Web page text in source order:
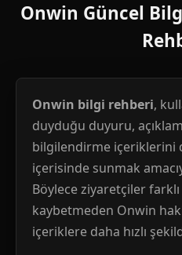
Onwin Güncel
Onwin bilgi rehberi,
duyduğu duyuru,
bilgilendirme içeriklerini
içerisinde sunmak
Böylece ziyaretçiler
kaybetmeden Onwin
içeriklere daha hızlı